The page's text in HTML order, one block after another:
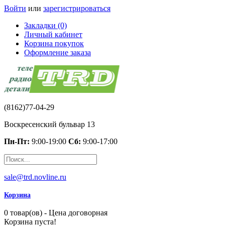
Войти или зарегистрироваться
Закладки (0)
Личный кабинет
Корзина покупок
Оформление заказа
(8162)77-04-29
Воскресенский бульвар 13
Пн-Пт: 9:00-19:00 Сб: 9:00-17:00
sale@trd.novline.ru
Корзина
0 товар(ов) - Цена договорная
Корзина пуста!